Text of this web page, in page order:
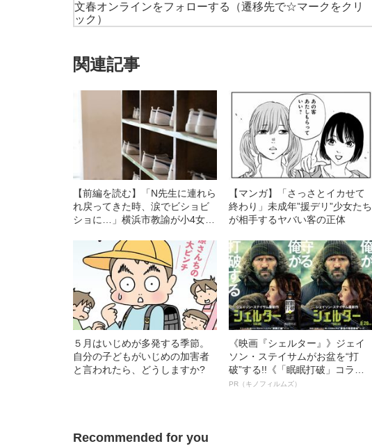
文春オンラインをフォローする
（遷移先で☆マークをクリ
ック）
関連記事
【前編を読む】「N先生に連れら
れ戻ってきた時、涙でビショビ
ショに…」横浜市教諭が小4女児
【マンガ】「さっさとイカせて
終わり」未成年”援デリ”少女たち
が相手するヤバい客の正体
５月はいじめが多発する季節。
自分の子どもがいじめの加害者
と言われたら、どうしますか?
《映画『シェルター』》ジェイ
ソン・ステイサムがお盆を“打
破”する!!《「眠眠打破」コラ
ボ》
PR（キノフィルムズ）
Recommended for you